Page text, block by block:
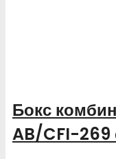
Бокс
AB/CFI-269